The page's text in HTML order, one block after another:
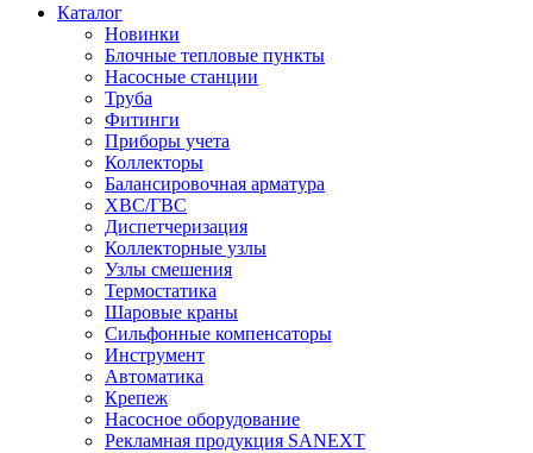
Каталог
Новинки
Блочные тепловые пункты
Насосные станции
Труба
Фитинги
Приборы учета
Коллекторы
Балансировочная арматура
ХВС/ГВС
Диспетчеризация
Коллекторные узлы
Узлы смешения
Термостатика
Шаровые краны
Сильфонные компенсаторы
Инструмент
Автоматика
Крепеж
Насосное оборудование
Рекламная продукция SANEXT